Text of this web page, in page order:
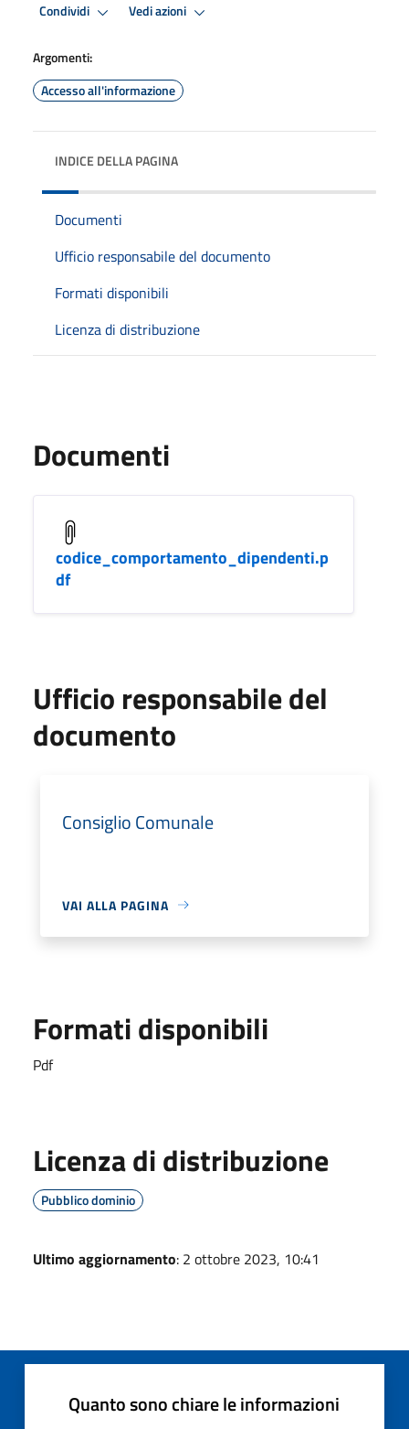
Condividi Vedi azioni
Argomenti:
Accesso all'informazione
INDICE DELLA PAGINA
Documenti
Ufficio responsabile del documento
Formati disponibili
Licenza di distribuzione
Documenti
codice_comportamento_dipendenti.p
df
Ufficio responsabile del
documento
Consiglio Comunale
VAI ALLA PAGINA
Formati disponibili
Pdf
Licenza di distribuzione
Pubblico dominio
Ultimo aggiornamento: 2 ottobre 2023, 10:41
Quanto sono chiare le informazioni